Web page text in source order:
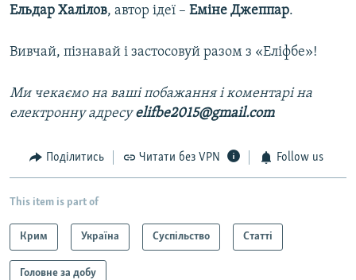
Ельдар Халілов, автор ідеї – Еміне Джеппар.
Вивчай, пізнавай і застосовуй разом з «Еліфбе»!
Ми чекаємо на ваші побажання і коментарі на
електронну адресуelifbe2015@gmail.com
Поділитись Читати без VPN Follow us
This item is part of
Крим Україна Суспільство Статті
Головне за добу